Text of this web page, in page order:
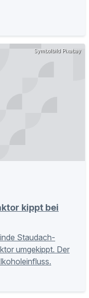
Symbolbild Pixabay
kippt bei
Staudach-
umgekippt. Der